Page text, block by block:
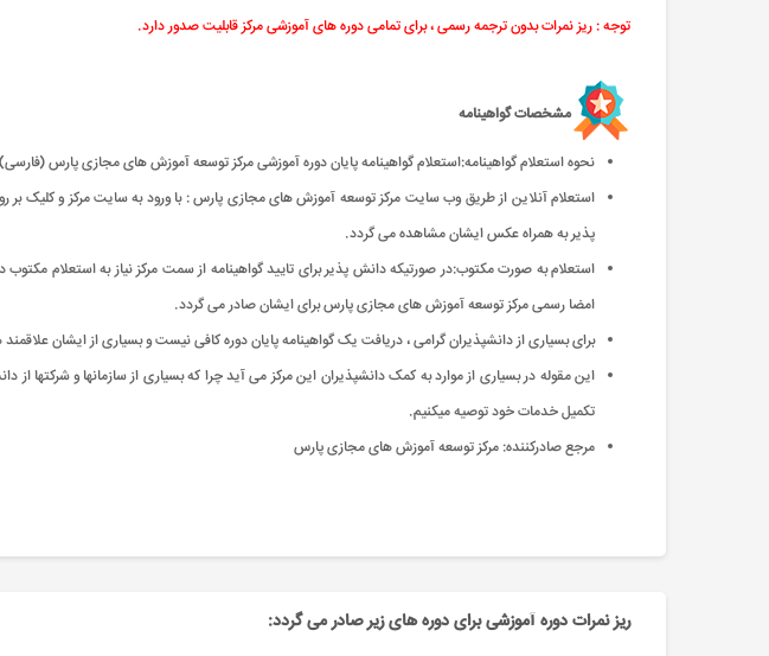
توجه : ریز نمرات بدون ترجمه رسمی ، برای تمامی دوره های آموزشی مرکز قابلیت صدور دارد.
مشخصات گواهینامه
نحوه استعلام گواهینامه:استعلام گواهینامه پایان دوره آموزشی مرکز توسعه آموزش های مجازی پارس
استعلام آنلاین از طریق وب سایت مرکز توسعه آموزش های مجازی پارس : با ورود به سایت مرکز و کلیک بر
پذیر به همراه عکس ایشان مشاهده می گردد.
استعلام به صورت مکتوب:در صورتیکه دانش پذیر برای تایید گواهینامه از سمت مرکز نیاز به استعلام
امضا رسمی مرکز توسعه آموزش های مجازی پارس برای ایشان صادر می گردد.
برای بسیاری از دانشپذیران گرامی ، دریافت یک گواهینامه پایان دوره کافی نیست و بسیاری از ایشان
این مقوله در بسیاری از موارد به کمک دانشپذیران این مرکز می آید چرا که بسیاری از سازمانها و شرکتها
تکمیل خدمات خود توصیه میکنیم.
مرجع صادرکننده: مرکز توسعه آموزش های مجازی پارس
ریز نمرات دوره آموزشی برای دوره های زیر صادر می گردد: